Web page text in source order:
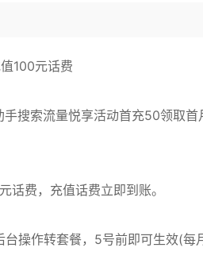
100元话费
搜索流量悦享活动首充50领取
话费，充值话费立即到账。
台操作转套餐，5号前即可生效(